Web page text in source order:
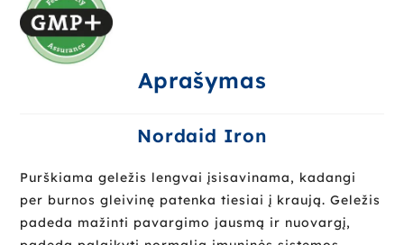
Aprašymas
Nordaid Iron
Purškiama geležis lengvai įsisavinama, kadangi
per burnos gleivinę patenka tiesiai į kraują. Geležis
padeda mažinti pavargimo jausmą ir nuovargį,